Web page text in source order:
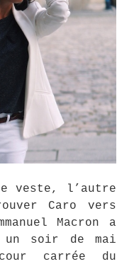
veste, l’autre
Caro vers
Macron a
un soir de mai
carrée du